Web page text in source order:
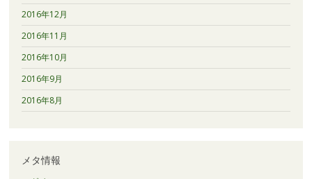
2016年12月
2016年11月
2016年10月
2016年9月
2016年8月
メタ情報